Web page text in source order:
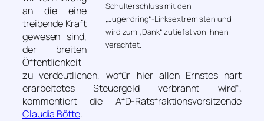
Schulterschluss mit den
„Jugendring“-Linksextremisten und
wird zum „Dank“ zutiefst von ihnen
verachtet.
an die eine
treibende Kraft
gewesen sind,
der breiten
Öffentlichkeit
zu verdeutlichen, wofür hier allen Ernstes hart
erarbeitetes Steuergeld verbrannt wird“,
kommentiert die AfD-Ratsfraktionsvorsitzende
Claudia Bötte.